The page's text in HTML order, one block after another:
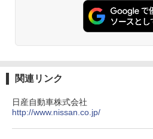
関連リンク
日産自動車株式会社
http://www.nissan.co.jp/